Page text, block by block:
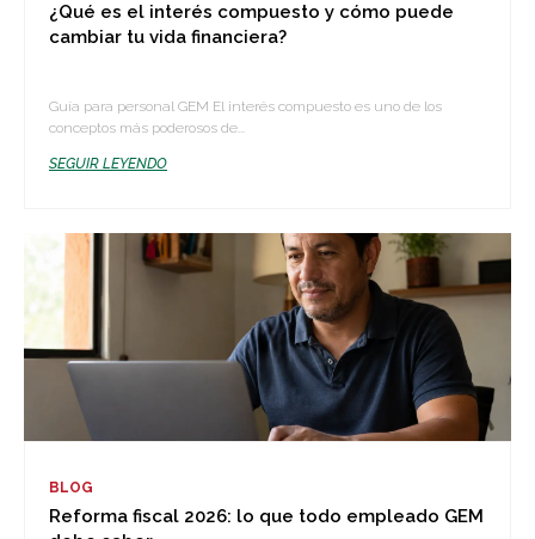
¿Qué es el interés compuesto y cómo puede
cambiar tu vida financiera?
Guía para personal GEM El interés compuesto es uno de los
conceptos más poderosos de...
SEGUIR LEYENDO
BLOG
Reforma fiscal 2026: lo que todo empleado GEM